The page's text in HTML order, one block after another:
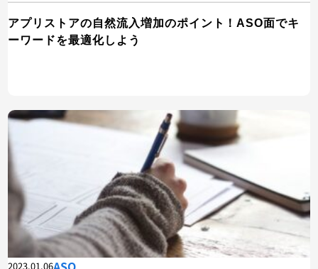
アプリストアの自然流入増加のポイント！ASO面でキ
ーワードを最適化しよう
2023.01.06